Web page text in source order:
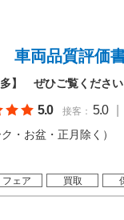
車両品質評価
】 ぜひご覧くださ
5.0 接客： 5.0
ク・お盆・正月除く
フェア 買取